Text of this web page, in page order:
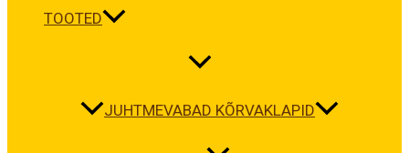
TOOTED
JUHTMEVABAD KÕRVAKLAPID